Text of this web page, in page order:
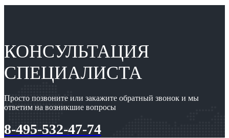
КОНСУЛЬТАЦИЯ
СПЕЦИАЛИСТА
Просто позвоните или закажите обратный звонок и мы
ответим на возникшие вопросы
8-495-532-47-74